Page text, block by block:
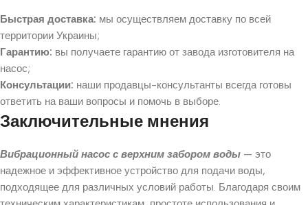
Быстрая доставка: мы осуществляем доставку по всей
территории Украины;
Гарантию: вы получаете гарантию от завода изготовителя на
насос;
Консультации: наши продавцы-консультанты всегда готовы
ответить на ваши вопросы и помочь в выборе.
Заключительные мнения
Вибрационный насос с верхним забором воды — это
надежное и эффективное устройство для подачи воды,
подходящее для различных условий работы. Благодаря своим